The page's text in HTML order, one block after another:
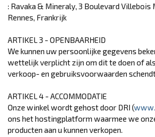
: Ravaka & Mineraly, 3 Boulevard Villebois
Rennes, Frankrijk
ARTIKEL 3 - OPENBAARHEID
We kunnen uw persoonlijke gegevens
wettelijk verplicht zijn om dit te doen of
verkoop- en gebruiksvoorwaarden
ARTIKEL 4 - ACCOMMODATIE
Onze winkel wordt gehost door DRI (
ons het hostingplatform waarmee we
producten aan u kunnen verkopen.